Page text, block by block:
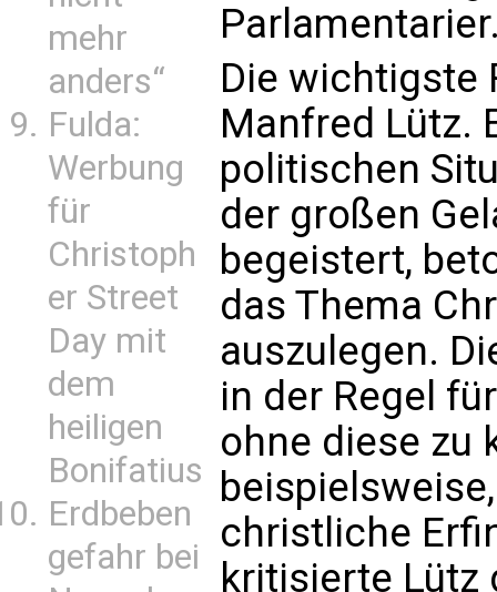
mehr
anders“
Fulda:
Werbung
für
Christoph
er Street
Day mit
dem
heiligen
Bonifatius
Erdbeben
gefahr bei
Die wichtigste
Manfred Lütz.
politischen
der großen
begeistert,
das Thema
auszulegen.
in der Regel
ohne diese zu
christliche
kritisierte Lütz